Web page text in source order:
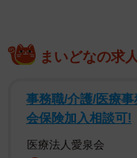
まいどなの求
事務職/介護/医療
会保険加入相談可!
医療法人愛泉会